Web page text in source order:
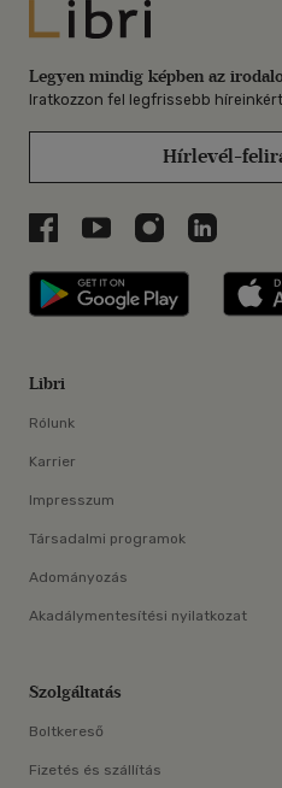
Libri
Legyen mindig képben az
Iratkozzon fel legfrissebb
Hírlevél-
Libri a Facebookon
Libri a Youtube-on
Libri azLibri a
Libri
Libri
Rólunk
Karrier
Impresszum
Társadalmi programok
Adományozás
Akadálymentesítési nyilatkozat
Szolgáltatás
Boltkereső
Fizetés és szállítás